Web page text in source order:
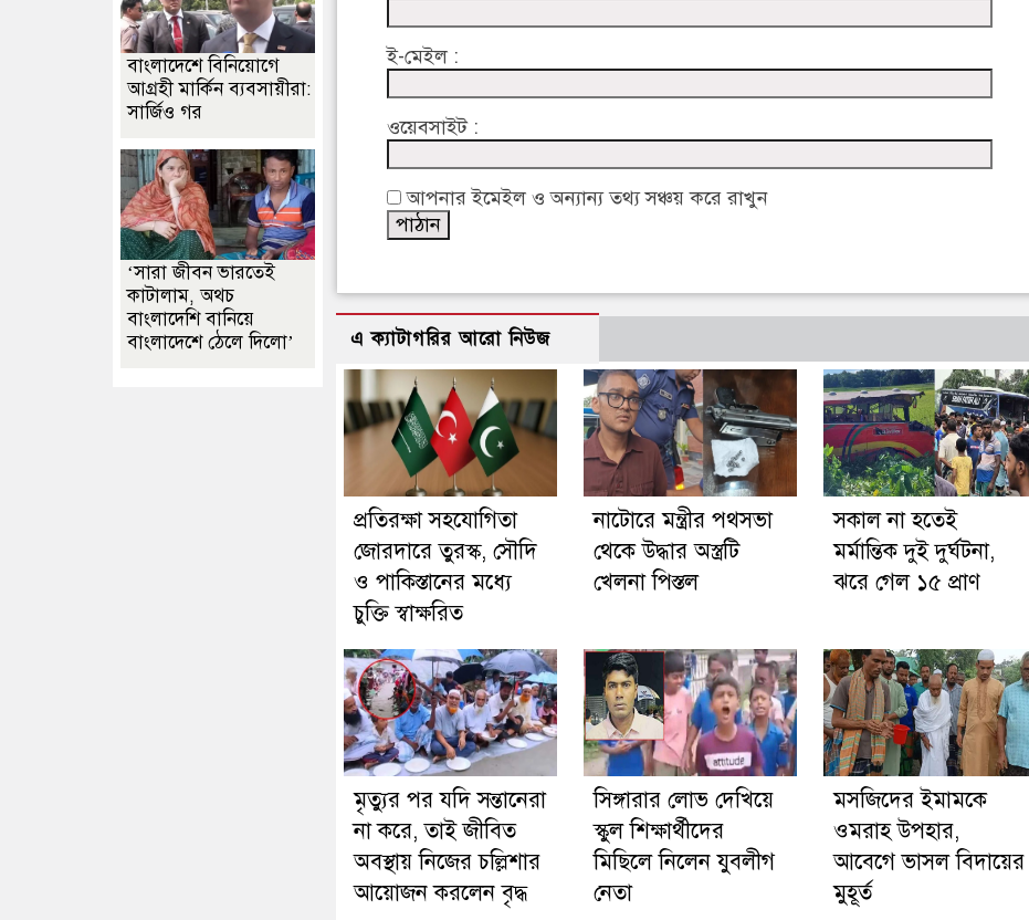
ই-মেইল :
ওয়েবসাইট :
আপনার ইমেইল ও অন্যান্য তথ্য সঞ্চয় করে রাখুন
এ ক্যাটাগরির আরো নিউজ
প্রতিরক্ষা সহযোগিতা
জোরদারে তুরস্ক, সৌদি
ও পাকিস্তানের মধ্যে
চুক্তি স্বাক্ষরিত
নাটোরে মন্ত্রীর পথসভা
থেকে উদ্ধার অস্ত্রটি
খেলনা পিস্তল
সকাল না হতেই
মর্মান্তিক দুই দুর্ঘটনা,
ঝরে গেল ১৫ প্রাণ
মৃত্যুর পর যদি সন্তানেরা
না করে, তাই জীবিত
অবস্থায় নিজের চল্লিশার
আয়োজন করলেন বৃদ্ধ
সিঙ্গারার লোভ দেখিয়ে
স্কুল শিক্ষার্থীদের
মিছিলে নিলেন যুবলীগ
নেতা
মসজিদের ইমামকে
ওমরাহ উপহার,
আবেগে ভাসল বিদায়ের
মুহূর্ত
বাংলাদেশে বিনিয়োগে
আগ্রহী মার্কিন ব্যবসায়ীরা:
সার্জিও গর
‘সারা জীবন ভারতেই
কাটালাম, অথচ
বাংলাদেশি বানিয়ে
বাংলাদেশে ঠেলে দিলো’